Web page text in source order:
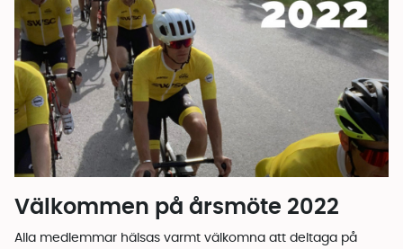
Välkommen på årsmöte 2022
Alla medlemmar hälsas varmt välkomna att deltaga på